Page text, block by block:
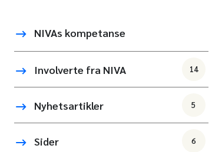
NIVAs kompetanse
Involverte fra NIVA 14
Nyhetsartikler 5
Sider 6